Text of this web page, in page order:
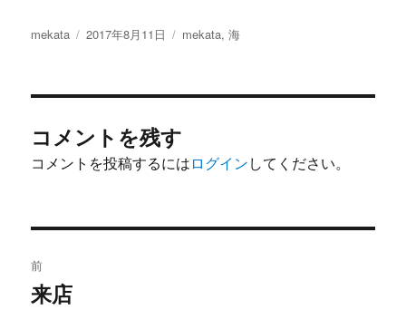
投
mekata
投
2017年8月11日
カ
リ
mekata,海
コメントを残す
コメントを投稿するには ログイン してください。
稿
前
過
来店